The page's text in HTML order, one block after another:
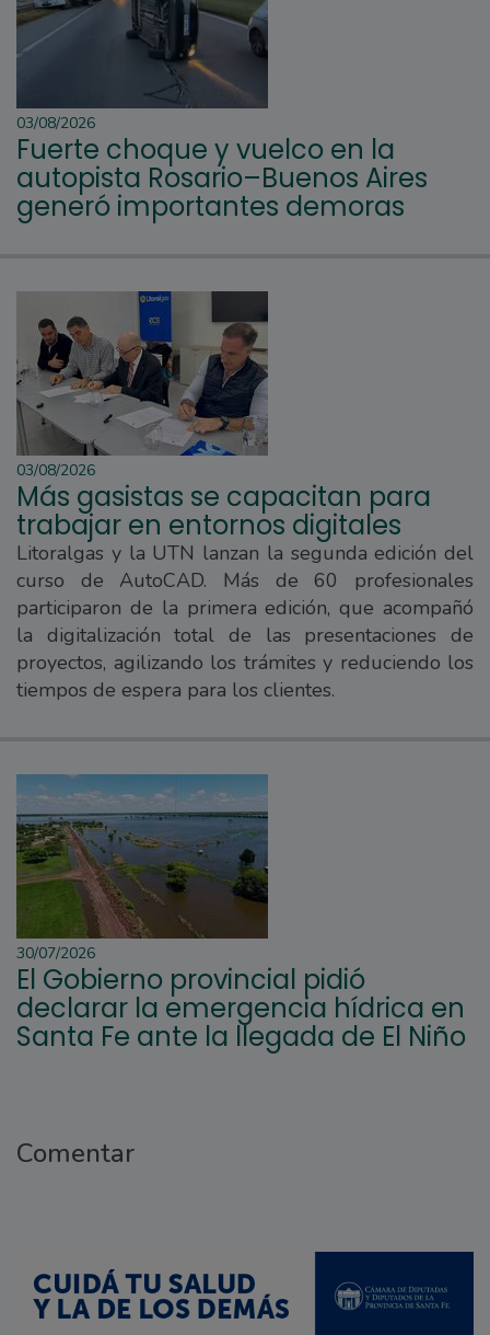
03/08/2026
Fuerte choque y vuelco en la
autopista Rosario–Buenos Aires
generó importantes demoras
03/08/2026
Más gasistas se capacitan para
trabajar en entornos digitales
Litoralgas y la UTN lanzan la segunda edición del
curso de AutoCAD. Más de 60 profesionales
participaron de la primera edición, que acompañó
la digitalización total de las presentaciones de
proyectos, agilizando los trámites y reduciendo los
tiempos de espera para los clientes.
30/07/2026
El Gobierno provincial pidió
declarar la emergencia hídrica en
Santa Fe ante la llegada de El Niño
Comentar